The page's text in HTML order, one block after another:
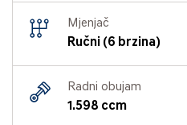
Mjenjač
Ručni (6 brzina)
Radni obujam
1.598 ccm